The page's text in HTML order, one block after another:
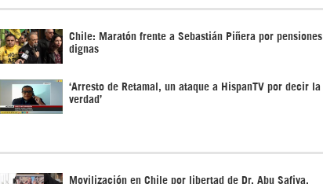
Chile: Maratón frente a Sebastián Piñera por pensiones
dignas
‘Arresto de Retamal, un ataque a HispanTV por decir la
verdad’
Movilización en Chile por libertad de Dr. Abu Safiya,